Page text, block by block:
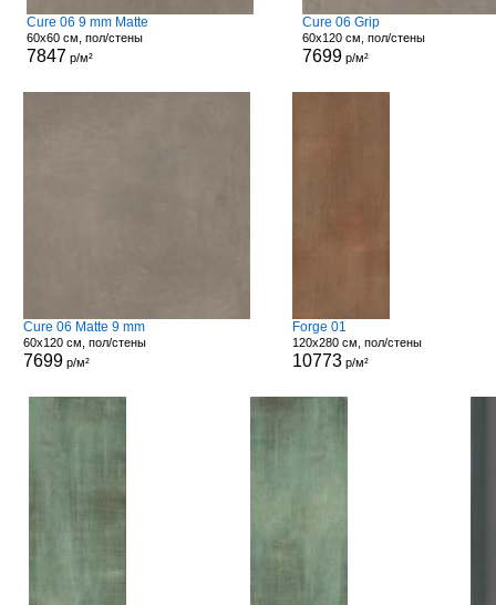
Cure 06 9 mm Matte
60x60 см, пол/стены
7847 р/м²
Cure 06 Grip
60x120 см, пол/стены
7699р/м²
Cure 06 Matte 9 mm
60x120 см, пол/стены
7699р/м²
Forge 01
120x280 см, пол/стены
10773 р/м²